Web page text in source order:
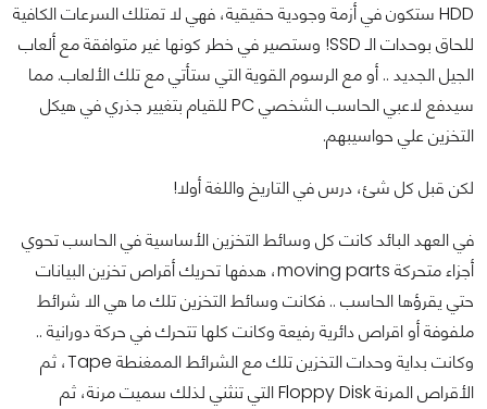
HDD ستكون في أزمة وجودية حقيقية، فهي لا تمتلك السرعات الكافية
للحاق بوحدات الـ SSD! وستصير في خطر كونها غير متوافقة مع ألعاب
الجيل الجديد .. أو مع الرسوم القوية التي ستأتي مع تلك الألعاب. مما
سيدفع لاعبي الحاسب الشخصي PC للقيام بتغيير جذري في هيكل
التخزين علي حواسيبهم.
لكن قبل كل شئ، درس في التاريخ واللغة أولا!
في العهد البائد كانت كل وسائط التخزين الأساسية في الحاسب تحوي
أجزاء متحركة moving parts، هدفها تحريك أقراص تخزين البيانات
حتي يقرؤها الحاسب .. فكانت وسائط التخزين تلك ما هي الا شرائط
ملفوفة أو اقراص دائرية رفيعة وكانت كلها تتحرك في حركة دورانية ..
وكانت بداية وحدات التخزين تلك مع الشرائط الممغنطة Tape، ثم
الأقراص المرنة Floppy Disk التي تنثني لذلك سميت مرنة، ثم